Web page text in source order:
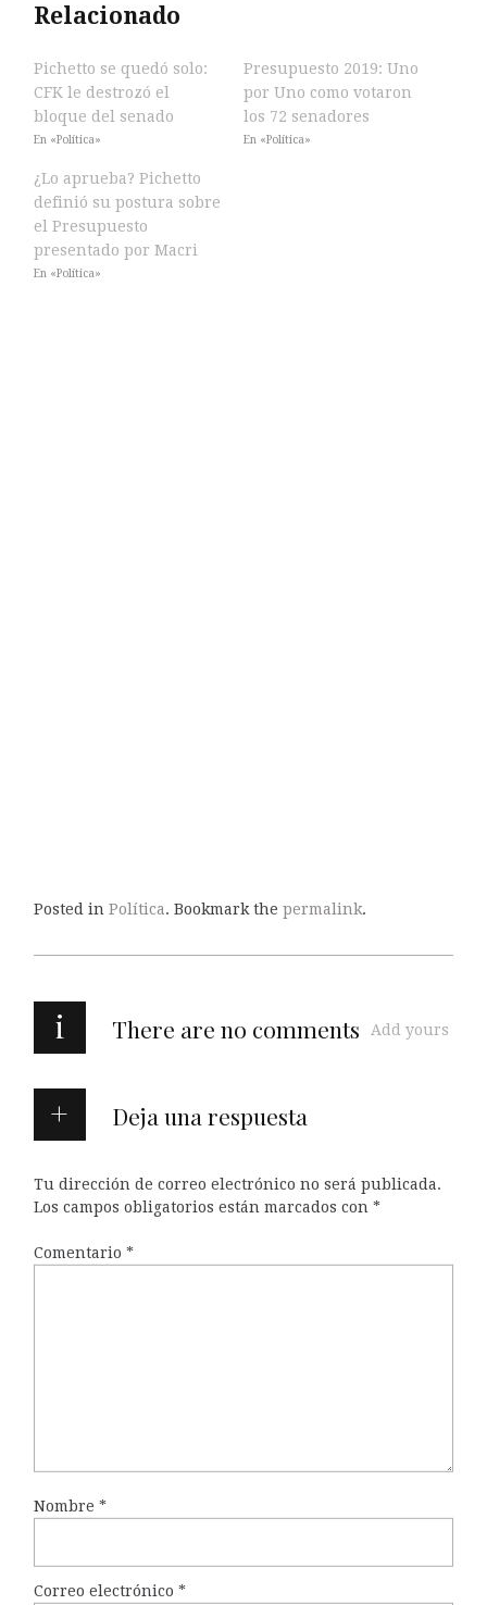
Relacionado
Pichetto se quedó solo:
CFK le destrozó el
bloque del senado
En «Política»
Presupuesto 2019: Uno
por Uno como votaron
los 72 senadores
En «Política»
¿Lo aprueba? Pichetto
definió su postura sobre
el Presupuesto
presentado por Macri
En «Política»
Posted in Política. Bookmark the permalink.
i There are no comments Add yours
Deja una respuesta
Tu dirección de correo electrónico no será publicada.
Los campos obligatorios están marcados con *
Comentario *
Nombre *
Correo electrónico *